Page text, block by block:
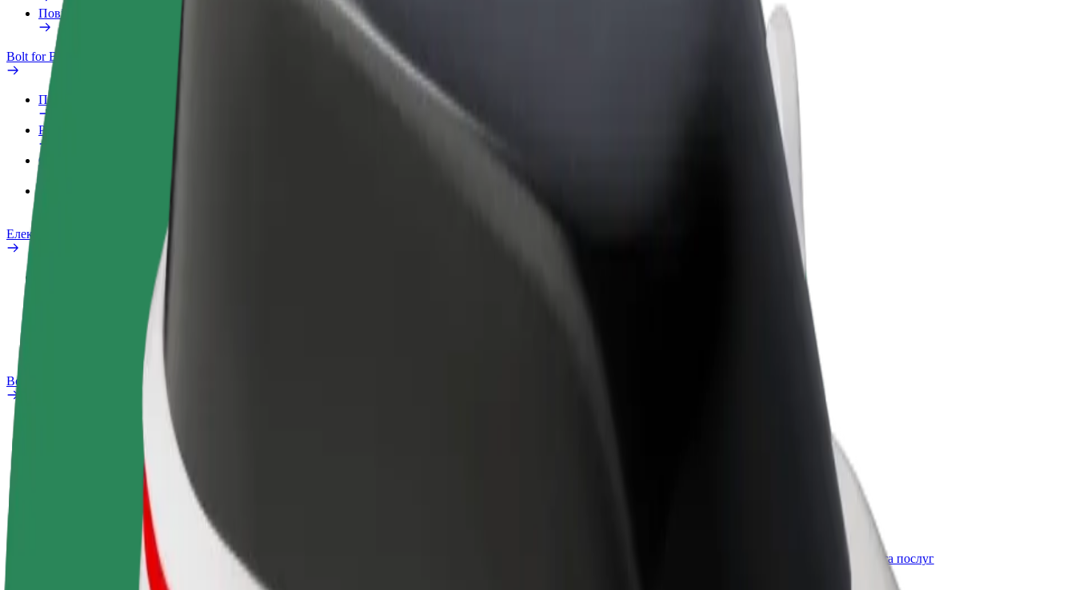
Повідомити про проблему з ТЗ
Bolt for Business
Переваги
Робочий обліковий запис
Сервіси
Bolt Food для корпоративних клієнтів
Електровелосипеди
Повідомити про проблему
Запитання та відповіді
Bolt Plus
Запитання та відповіді
Заробляйте гроші на
Стати кур'єром
Доставляйте їжу та отримуйте
виплати щотижня
Масштабування продуктів та послуг
Bolt для вашого бізнесу